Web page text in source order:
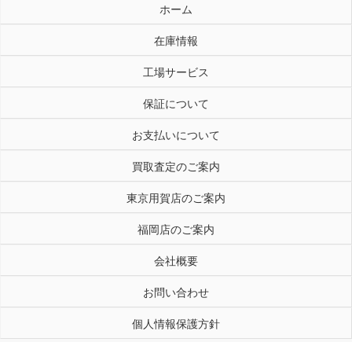
ホーム
在庫情報
工場サービス
保証について
お支払いについて
買取査定のご案内
東京用賀店のご案内
福岡店のご案内
会社概要
お問い合わせ
個人情報保護方針